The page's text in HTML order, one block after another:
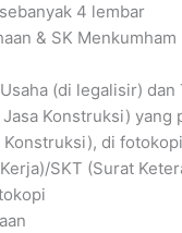
4 lembar
& SK
(di legalisir) dan
Konstruksi) yang
Konstruksi), di fotokopi
SKT (Surat